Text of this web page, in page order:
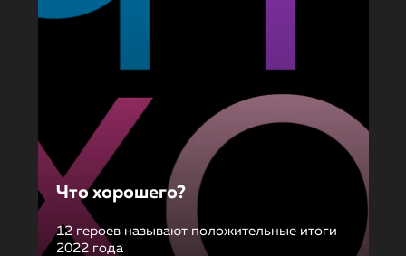
Что хорошего?
12 героев называют положительные итоги
2022 года